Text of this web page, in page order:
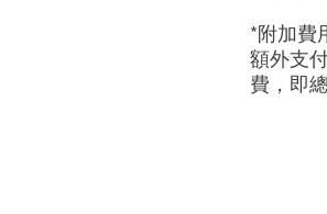
*附加費
額外支
費，即